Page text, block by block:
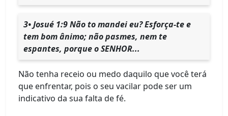
3• Josué 1:9 Não to mandei eu? Esforça-te e
tem bom ânimo; não pasmes, nem te
espantes, porque o SENHOR...
Não tenha receio ou medo daquilo que você terá
que enfrentar, pois o seu vacilar pode ser um
indicativo da sua falta de fé.